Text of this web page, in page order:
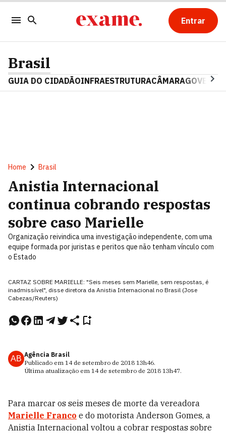
Entrar
Brasil
GUIA DO CIDADÃOINFRAESTRUTURACÂMARAGOVERNO
Home Brasil
Anistia Internacional
continua cobrando respostas
sobre caso Marielle
Organização reivindica uma investigação independente, com uma
equipe formada por juristas e peritos que não tenham vínculo com
o Estado
CARTAZ SOBRE MARIELLE: "Seis meses sem Marielle, sem respostas, é
inadmissível", disse diretora da Anistia Internacional no Brasil (Jose
Cabezas/Reuters)
AB Agência Brasil
Publicado em 14 de setembro de 2018 13h46.
Última atualização em 14 de setembro de 2018 13h47.
Para marcar os seis meses de morte da vereadora
Marielle Franco e do motorista Anderson Gomes, a
Anistia Internacional voltou a cobrar respostas sobre